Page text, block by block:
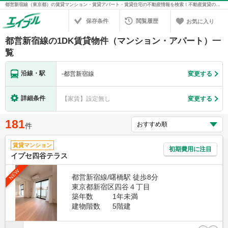
都営新宿線（東京都）の賃貸マンション・賃貸アパート・賃貸住宅の不動産情報を検索！不動産賃貸の物件探しは、お部屋探しのエイブル
保存条件 閲覧履歴 お気に入り
都営新宿線の1DK賃貸物件（マンション・アパート）一
覧
沿線・駅 -都営新宿線 変更する
詳細条件 【家賃】設定無し 変更する
181件
賃貸マンション
イプセ四谷テラス
初期費用に注目
NEW
都営新宿線/曙橋駅 徒歩8分
東京都新宿区四谷４丁目
築年数
1年未満
建物階数
5階建